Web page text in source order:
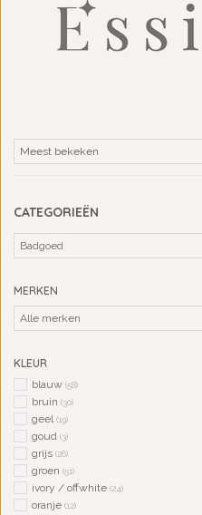
CATEGORIEËN
MERKEN
KLEUR
blauw (58)
bruin (30)
geel(19)
goud (3)
grijs (26)
groen (51)
ivory / offwhite (24)
oranje (12)